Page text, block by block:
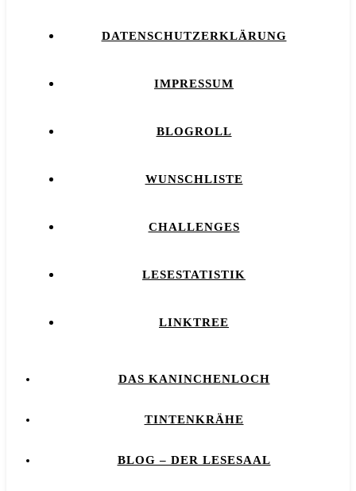
DATENSCHUTZERKLÄRUNG
IMPRESSUM
BLOGROLL
WUNSCHLISTE
CHALLENGES
LESESTATISTIK
LINKTREE
DAS KANINCHENLOCH
TINTENKRÄHE
BLOG – DER LESESAAL